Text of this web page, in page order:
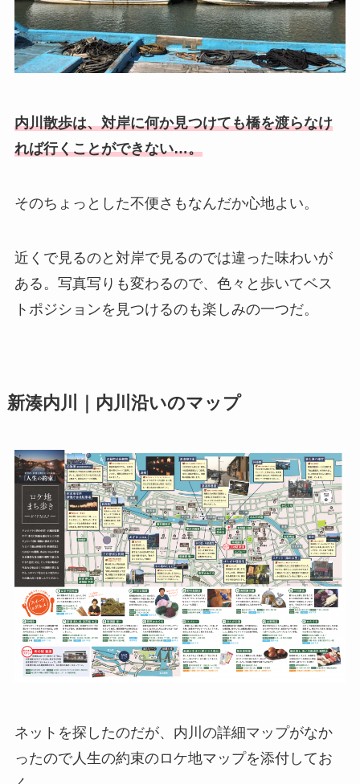
内川散歩は、対岸に何か見つけても橋を渡らなけ
れば行くことができない…。
そのちょっとした不便さもなんだか心地よい。
近くで見るのと対岸で見るのでは違った味わいが
ある。写真写りも変わるので、色々と歩いてベス
トポジションを見つけるのも楽しみの一つだ。
新湊内川｜内川沿いのマップ
ネットを探したのだが、内川の詳細マップがなか
ったので人生の約束のロケ地マップを添付してお